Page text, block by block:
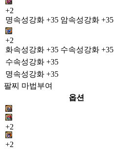
+2
명속성강화 +35 암속성강화 +35
+2
화속성강화 +35 수속성강화 +35
수속성강화 +35
명속성강화 +35
팔찌 마법부여
옵션
+2
+2